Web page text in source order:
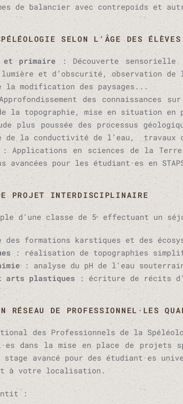
de balancier avec contrepoids et
SELON L'ÂGE DES ÉLÈVES
et primaire : Découverte
et d’obscurité, observation de
modification des paysages...
des
la topographie, mise en situation
plus poussée des processus
de la conductivité de l’eau,
:Applications en sciences de la
avancées pour les étudiant·es en
PROJET INTERDISCIPLINAIRE
d'une classe de 5ᵉ effectuant un
des formations karstiques et des
: réalisation de topographies
: analyse du pH de l'eau
arts plastiques : écriture de récits
RÉSEAU DE PROFESSIONNEL·LES
des Professionnels de la
dans la mise en place de projets
stage avancé pour des étudiant·es
à votre localisation.
: